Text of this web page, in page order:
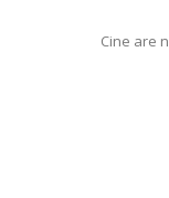
Cine are